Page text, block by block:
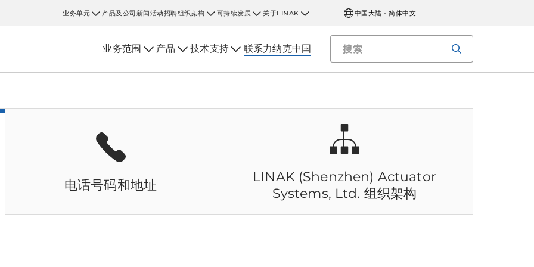
业务单元 产品及公司新闻活动招聘组织架构 可持续发展 关于LINAK 中国大陆 - 简体中文
业务范围 产品 技术支持 联系力纳克中国
电话号码和地址
LINAK (Shenzhen) Actuator
Systems, Ltd. 组织架构